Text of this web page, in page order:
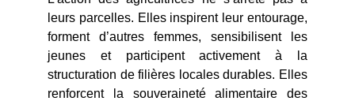
leurs parcelles. Elles inspirent leur entourage,
forment d’autres femmes, sensibilisent les
jeunes et participent activement à la
structuration de filières locales durables. Elles
renforcent la souveraineté alimentaire des